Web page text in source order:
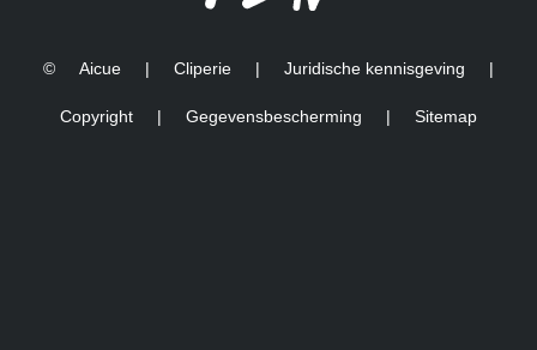
© Aicue | Cliperie | Juridische kennisgeving |
Copyright | Gegevensbescherming | Sitemap